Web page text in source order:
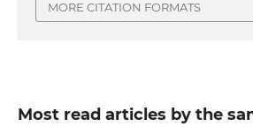
MORE CITATION FORMATS
Most read articles by the